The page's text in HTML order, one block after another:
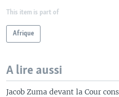
This item is part of
Afrique
A lire aussi
Jacob Zuma devant la Cour